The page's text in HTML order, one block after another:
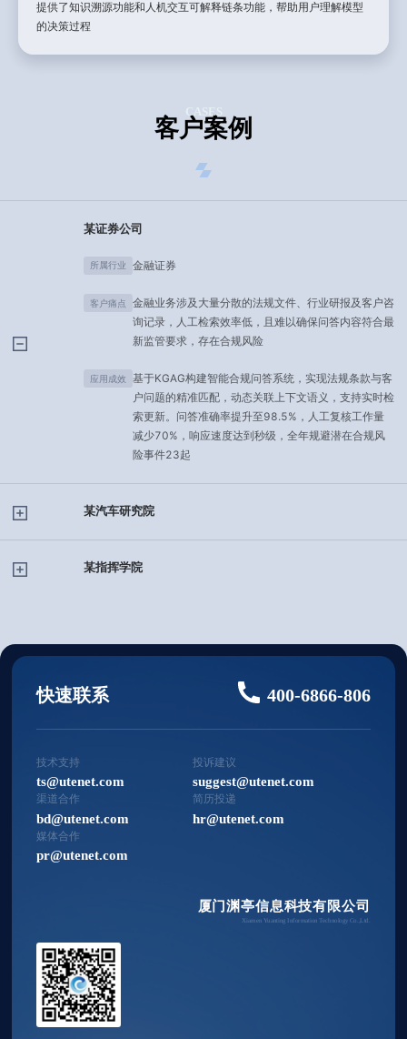
提供了知识溯源功能和人机交互可解释链条功能，帮助用户理解模型
的决策过程
客户案例
CASES
某证券公司
所属行业 金融证券
客户痛点
金融业务涉及大量分散的法规文件、行业研报及客户咨
询记录，人工检索效率低，且难以确保问答内容符合最
新监管要求，存在合规风险
应用成效
基于KGAG构建智能合规问答系统，实现法规条款与客
户问题的精准匹配，动态关联上下文语义，支持实时检
索更新。问答准确率提升至98.5%，人工复核工作量
减少70%，响应速度达到秒级，全年规避潜在合规风
险事件23起
某汽车研究院
某指挥学院
快速联系 400-6866-806
技术支持
ts@utenet.com
投诉建议
suggest@utenet.com
渠道合作
bd@utenet.com
简历投递
hr@utenet.com
媒体合作
pr@utenet.com
厦门渊亭信息科技有限公司
Xiamen Yuanting Information Technology Co.,Ltd.